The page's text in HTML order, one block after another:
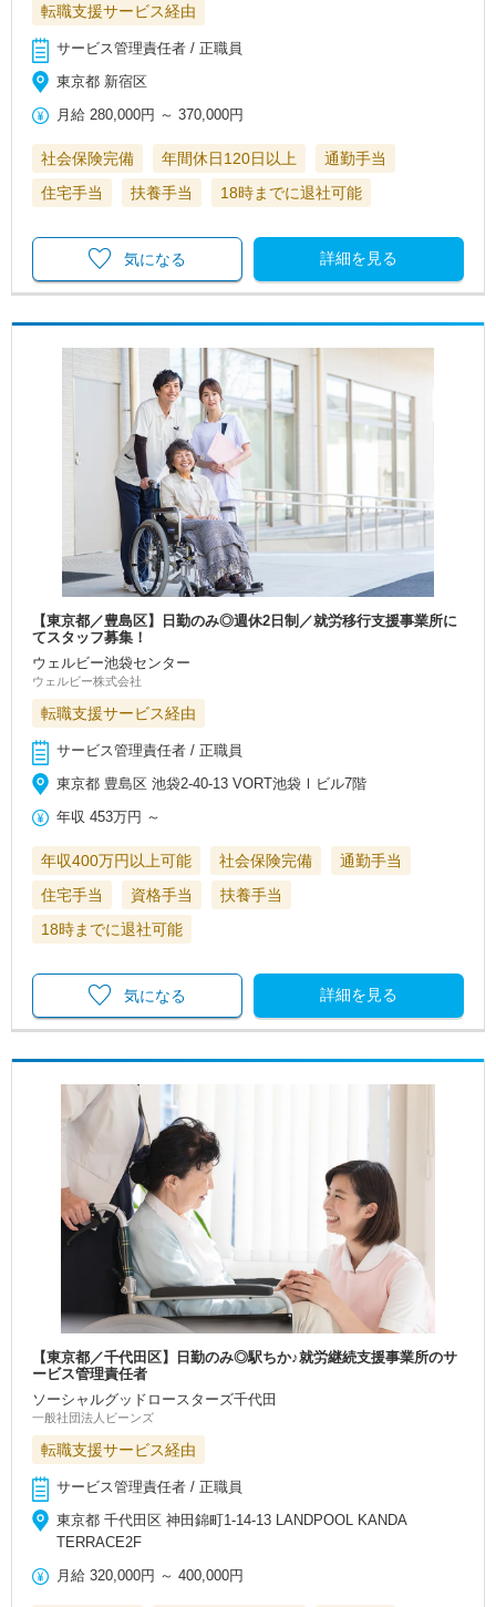
転職支援サービス経由
サービス管理責任者 / 正職員
東京都 新宿区
月給 280,000円 ～370,000円
社会保険完備 年間休日120日以上
通勤手当
住宅手当
扶養手当 18時までに退社可能
詳細を見る
気になる
【東京都／豊島区】日勤のみ◎週休2日制／就労移行支援事業所に
てスタッフ募集！
ウェルビー池袋センター
ウェルビー株式会社
転職支援サービス経由
サービス管理責任者 / 正職員
東京都 豊島区 池袋2-40-13 VORT池袋Ⅰビル7階
年収 453万円 ～
年収400万円以上可能 社会保険完備
通勤手当
住宅手当
資格手当
扶養手当
18時までに退社可能
詳細を見る
気になる
【東京都／千代田区】日勤のみ◎駅ちか♪就労継続支援事業所のサ
ービス管理責任者
ソーシャルグッドロースターズ千代田
一般社団法人ビーンズ
転職支援サービス経由
サービス管理責任者 / 正職員
東京都 千代田区 神田錦町1-14-13 LANDPOOL KANDA
TERRACE2F
月給 320,000円 ～400,000円